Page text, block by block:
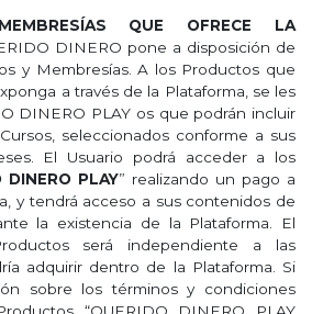
QUE OFRECE LA
DINERO pone a disposición de
y Membresías. A los Productos que
a través de la Plataforma, se les
DINERO PLAY os que podrán incluir
seleccionados conforme a sus
El Usuario podrá acceder a los
DINERO PLAY” realizando un pago a
y tendrá acceso a sus contenidos de
la existencia de la Plataforma. El
será independiente a las
adquirir dentro de la Plataforma. Si
sobre los términos y condiciones